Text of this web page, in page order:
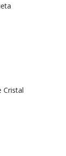
Cristal